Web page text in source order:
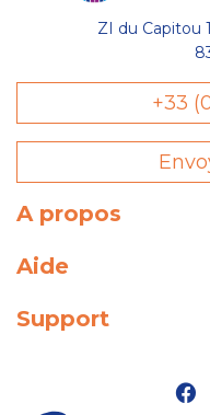
ZI du Capitou
+33
A propos
Aide
Support